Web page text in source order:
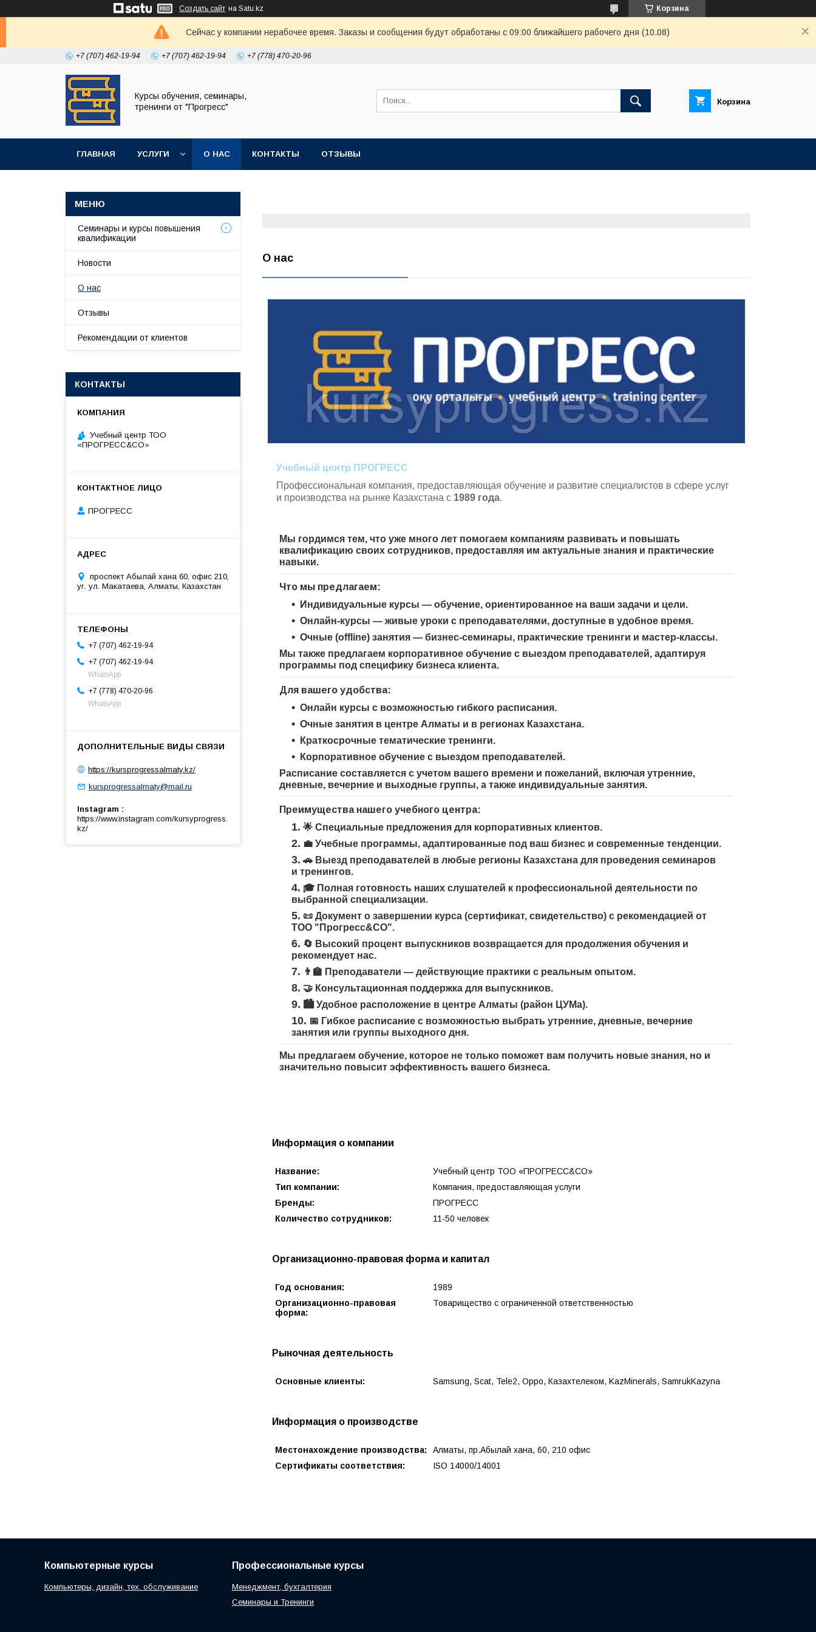
Создать сайт на Satu.kz Корзина
Сейчас у компании нерабочее время. Заказы и сообщения будут обработаны с 09:00 ближайшего рабочего дня (10.08)
+7 (707) 462-19-94 +7 (707) 462-19-94 +7 (778) 470-20-96
Курсы обучения, семинары,
тренинги от "Прогресс"
Корзина
ГЛАВНАЯ УСЛУГИ О НАС КОНТАКТЫ ОТЗЫВЫ
О нас
Учебный центр ПРОГРЕСС
Профессиональная компания, предоставляющая обучение и развитие специалистов в сфере услуг
и производства на рынке Казахстана с 1989 года.
Мы гордимся тем, что уже много лет помогаем компаниям развивать и повышать
квалификацию своих сотрудников, предоставляя им актуальные знания и практические
навыки.
Что мы предлагаем:
Индивидуальные курсы — обучение, ориентированное на ваши задачи и цели.
Онлайн-курсы — живые уроки с преподавателями, доступные в удобное время.
Очные (offline) занятия — бизнес-семинары, практические тренинги и мастер-классы.
Мы также предлагаем корпоративное обучение с выездом преподавателей, адаптируя
программы под специфику бизнеса клиента.
Для вашего удобства:
Онлайн курсы с возможностью гибкого расписания.
Очные занятия в центре Алматы и в регионах Казахстана.
Краткосрочные тематические тренинги.
Корпоративное обучение с выездом преподавателей.
Расписание составляется с учетом вашего времени и пожеланий, включая утренние,
дневные, вечерние и выходные группы, а также индивидуальные занятия.
Преимущества нашего учебного центра:
🌟 Специальные предложения для корпоративных клиентов.
💼 Учебные программы, адаптированные под ваш бизнес и современные тенденции.
🚗 Выезд преподавателей в любые регионы Казахстана для проведения семинаров
и тренингов.
🎓 Полная готовность наших слушателей к профессиональной деятельности по
выбранной специализации.
📜 Документ о завершении курса (сертификат, свидетельство) с рекомендацией от
ТОО "Прогресс&CO".
🔄 Высокий процент выпускников возвращается для продолжения обучения и
рекомендует нас.
👨‍🏫 Преподаватели — действующие практики с реальным опытом.
🤝 Консультационная поддержка для выпускников.
🏙️ Удобное расположение в центре Алматы (район ЦУМа).
📅 Гибкое расписание с возможностью выбрать утренние, дневные, вечерние
занятия или группы выходного дня.
Мы предлагаем обучение, которое не только поможет вам получить новые знания, но и
значительно повысит эффективность вашего бизнеса.
Информация о компании
Название:
Учебный центр ТОО «ПРОГРЕСС&CO»
Тип компании:
Компания, предоставляющая услуги
Бренды:
ПРОГРЕСС
Количество сотрудников:
11-50 человек
Организационно-правовая форма и капитал
Год основания:
1989
Организационно-правовая
форма:
Товарищество с ограниченной ответственностью
Рыночная деятельность
Основные клиенты: Samsung, Scat, Tele2, Oppo, Казахтелеком, KazMinerals, SamrukKazyna
Информация о производстве
Местонахождение производства:
Алматы, пр.Абылай хана, 60, 210 офис
Сертификаты соответствия:
ISO 14000/14001
Семинары и курсы повышения
квалификации
Новости
О нас
Отзывы
Рекомендации от клиентов
КОНТАКТЫ
Учебный центр ТОО
«ПРОГРЕСС&CO»
ПРОГРЕСС
проспект Абылай хана 60, офис 210,
уг. ул. Макатаева, Алматы, Казахстан
+7 (707) 462-19-94
+7 (707) 462-19-94
WhatsApp
+7 (778) 470-20-96
WhatsApp
https://kursprogressalmaty.kz/
kursprogressalmaty@mail.ru
Instagram
https://www.instagram.com/kursyprogress.
kz/
Компьютерные курсы
Компьютеры, дизайн, тех. обслуживание
Профессиональные курсы
Менеджмент, бухгалтерия
Семинары и Тренинги